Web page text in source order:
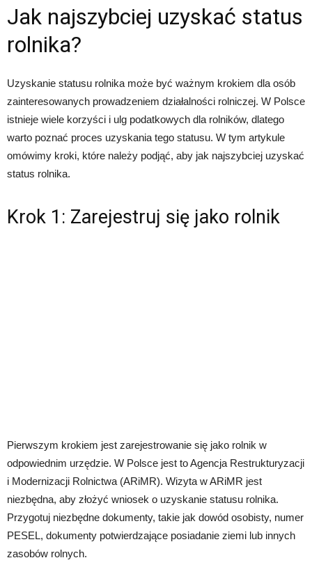
Jak najszybciej uzyskać status
rolnika?
Uzyskanie statusu rolnika może być ważnym krokiem dla osób
zainteresowanych prowadzeniem działalności rolniczej. W Polsce
istnieje wiele korzyści i ulg podatkowych dla rolników, dlatego
warto poznać proces uzyskania tego statusu. W tym artykule
omówimy kroki, które należy podjąć, aby jak najszybciej uzyskać
status rolnika.
Krok 1: Zarejestruj się jako rolnik
Pierwszym krokiem jest zarejestrowanie się jako rolnik w
odpowiednim urzędzie. W Polsce jest to Agencja Restrukturyzacji
i Modernizacji Rolnictwa (ARiMR). Wizyta w ARiMR jest
niezbędna, aby złożyć wniosek o uzyskanie statusu rolnika.
Przygotuj niezbędne dokumenty, takie jak dowód osobisty, numer
PESEL, dokumenty potwierdzające posiadanie ziemi lub innych
zasobów rolnych.